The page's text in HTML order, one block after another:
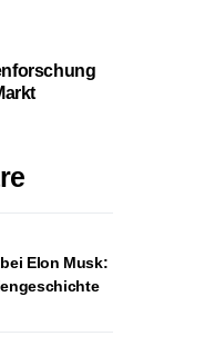
Elon Musk: